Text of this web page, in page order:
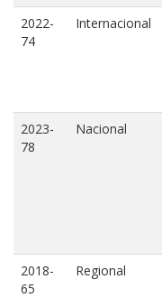
2022-
74
Internacional
2023-
78
Nacional
2018-
65
Regional